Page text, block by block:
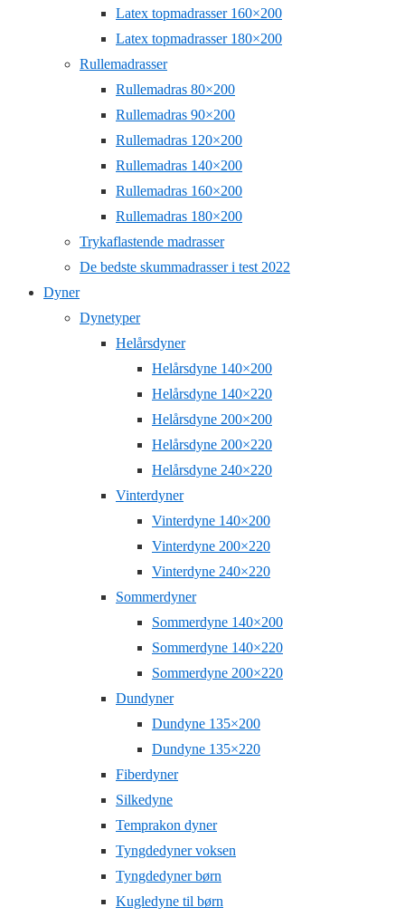
Latex topmadrasser 160×200
Latex topmadrasser 180×200
Rullemadrasser
Rullemadras 80×200
Rullemadras 90×200
Rullemadras 120×200
Rullemadras 140×200
Rullemadras 160×200
Rullemadras 180×200
Trykaflastende madrasser
De bedste skummadrasser i test 2022
Dyner
Dynetyper
Helårsdyner
Helårsdyne 140×200
Helårsdyne 140×220
Helårsdyne 200×200
Helårsdyne 200×220
Helårsdyne 240×220
Vinterdyner
Vinterdyne 140×200
Vinterdyne 200×220
Vinterdyne 240×220
Sommerdyner
Sommerdyne 140×200
Sommerdyne 140×220
Sommerdyne 200×220
Dundyner
Dundyne 135×200
Dundyne 135×220
Fiberdyner
Silkedyne
Temprakon dyner
Tyngdedyner voksen
Tyngdedyner børn
Kugledyne til børn